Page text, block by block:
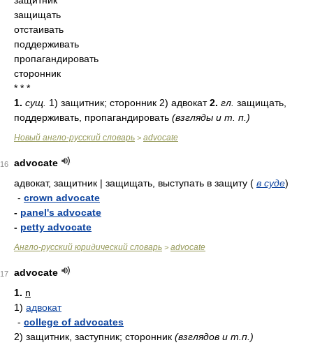
защищать
отстаивать
поддерживать
пропагандировать
сторонник
* * *
1. сущ. 1) защитник; сторонник 2) адвокат2. гл. защищать,
поддерживать, пропагандировать (взгляды и т. п.)
Новый англо-русский словарь > advocate
16
advocate
адвокат, защитник | защищать, выступать в защиту ( в суде)
- crown advocate
- panel's advocate
- petty advocate
Англо-русский юридический словарь > advocate
17
advocate
1. n
1) адвокат
- college of advocates
2) защитник, заступник; сторонник (взглядов и т.п.)